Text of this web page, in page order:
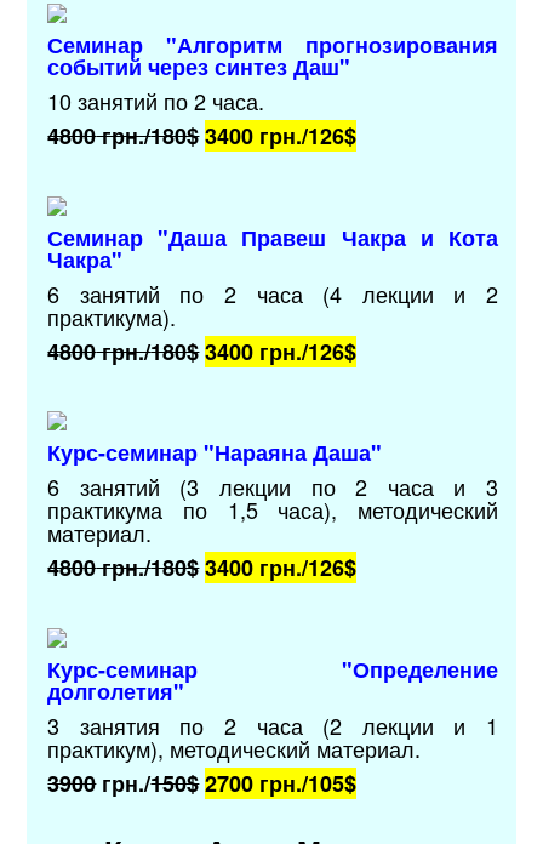
Семинар "Алгоритм прогнозирования
событий через синтез Даш"
10 занятий по 2 часа.
4800грн./180$3400 грн./126$
Семинар "Даша Правеш Чакра и Кота
Чакра"
6 занятий по 2 часа (4 лекции и 2
практикума).
4800грн./180$3400 грн./126$
Курс-семинар "Нараяна Даша"
6 занятий (3 лекции по 2 часа и 3
практикума по 1,5 часа), методический
материал.
4800грн./180$3400 грн./126$
Курс-семинар "Определение
долголетия"
3 занятия по 2 часа (2 лекции и 1
практикум), методический материал.
3900грн./150$2700 грн./105$